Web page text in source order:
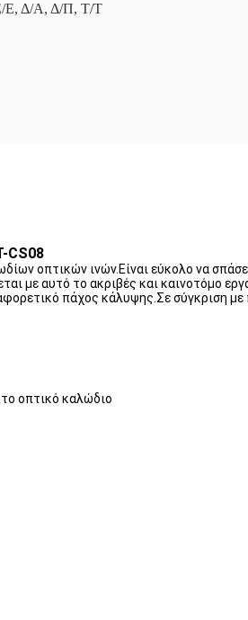
Ε, Δ/Α, Δ/Π, Τ/Τ
CS08
οπτικών ινών.Είναι εύκολο να
με αυτό το ακριβές και καινοτόμο
πάχος κάλυψης.Σε σύγκριση με
οπτικό καλώδιο